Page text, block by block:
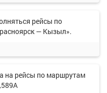
рейсы по
— Кызыл».
на рейсы по маршрутам